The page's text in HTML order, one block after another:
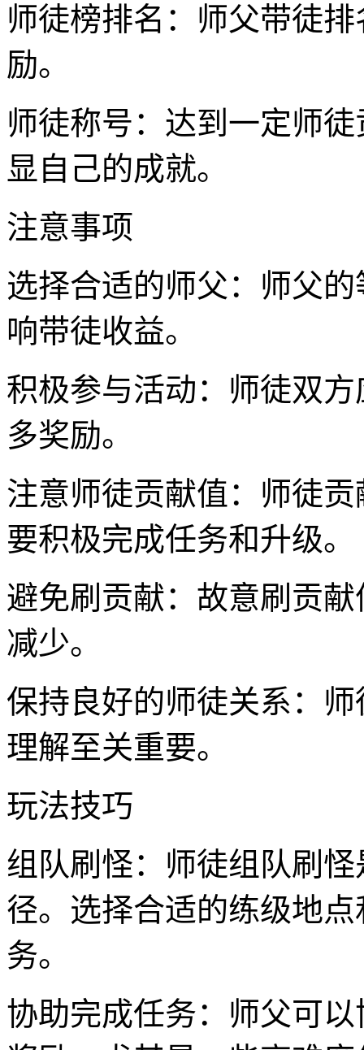
师徒榜排名：师父带徒
励。
师徒称号：达到一定师
显自己的成就。
注意事项
选择合适的师父：师父
响带徒收益。
积极参与活动：师徒双
多奖励。
注意师徒贡献值：师徒
要积极完成任务和升级。
避免刷贡献：故意刷贡
减少。
保持良好的师徒关系：
理解至关重要。
玩法技巧
组队刷怪：师徒组队刷
径。选择合适的练级地
务。
协助完成任务：师父可